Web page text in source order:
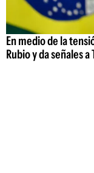
En medio de la
Rubio y da señales